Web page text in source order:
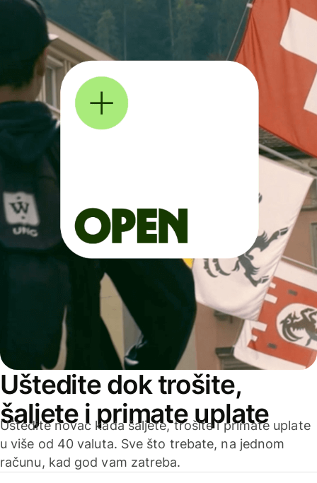
Uštedite dok trošite,
šaljete i primate uplate
Uštedite novac kada šaljete, trošite i primate uplate
u više od 40 valuta. Sve što trebate, na jednom
računu, kad god vam zatreba.